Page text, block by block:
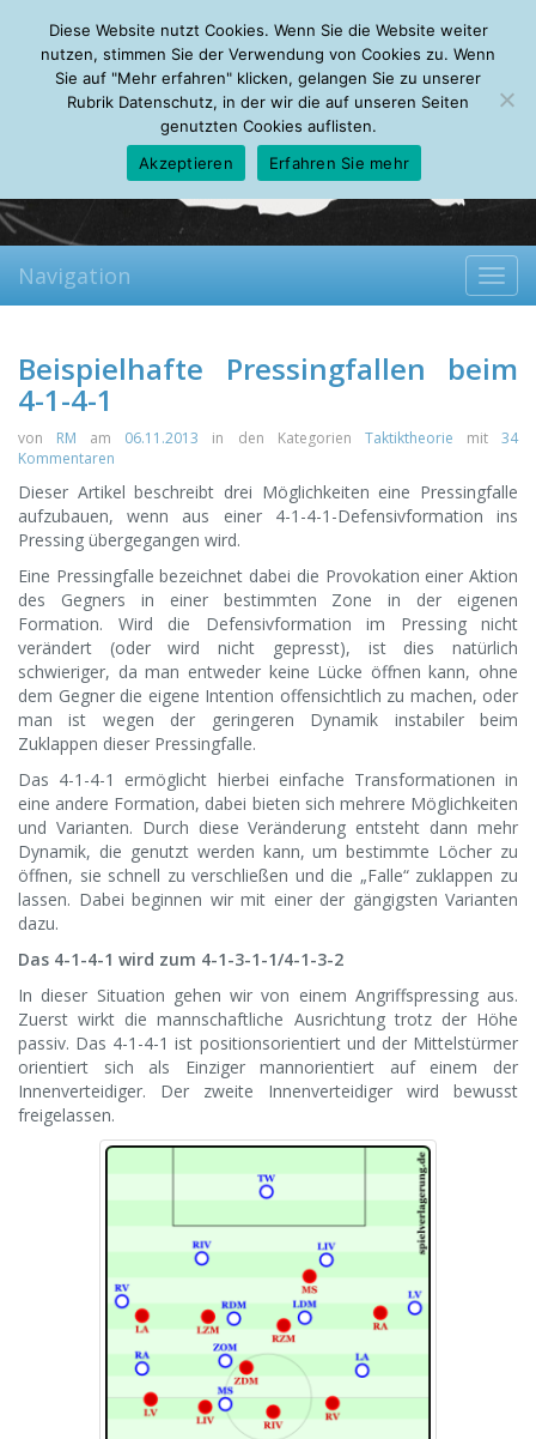
Sunday, 09.08.2026
Mein Account
About Autoren Leseempfehlungen FAQ
Navigation
Beispielhafte Pressingfallen beim
4-1-4-1
von RM am 06.11.2013 in den Kategorien Taktiktheorie mit34
Kommentaren
Dieser Artikel beschreibt drei Möglichkeiten eine Pressingfalle
aufzubauen, wenn aus einer 4-1-4-1-Defensivformation ins
Pressing übergegangen wird.
Eine Pressingfalle bezeichnet dabei die Provokation einer Aktion
des Gegners in einer bestimmten Zone in der eigenen
Formation. Wird die Defensivformation im Pressing nicht
verändert (oder wird nicht gepresst), ist dies natürlich
schwieriger, da man entweder keine Lücke öffnen kann, ohne
dem Gegner die eigene Intention offensichtlich zu machen, oder
man ist wegen der geringeren Dynamik instabiler beim
Zuklappen dieser Pressingfalle.
Das 4-1-4-1 ermöglicht hierbei einfache Transformationen in
eine andere Formation, dabei bieten sich mehrere Möglichkeiten
und Varianten. Durch diese Veränderung entsteht dann mehr
Dynamik, die genutzt werden kann, um bestimmte Löcher zu
öffnen, sie schnell zu verschließen und die „Falle“ zuklappen zu
lassen. Dabei beginnen wir mit einer der gängigsten Varianten
dazu.
Das 4-1-4-1 wird zum 4-1-3-1-1/4-1-3-2
In dieser Situation gehen wir von einem Angriffspressing aus.
Zuerst wirkt die mannschaftliche Ausrichtung trotz der Höhe
passiv. Das 4-1-4-1 ist positionsorientiert und der Mittelstürmer
orientiert sich als Einziger mannorientiert auf einem der
Innenverteidiger. Der zweite Innenverteidiger wird bewusst
freigelassen.
Diese Website nutzt Cookies. Wenn Sie die Website weiter
nutzen, stimmen Sie der Verwendung von Cookies zu. Wenn
Sie auf "Mehr erfahren" klicken, gelangen Sie zu unserer
Rubrik Datenschutz, in der wir die auf unseren Seiten
genutzten Cookies auflisten.
Akzeptieren
Erfahren Sie mehr